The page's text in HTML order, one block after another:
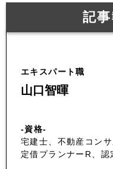
記
エキスパート職
山口智暉
-資格-
宅建士、不動産コン
定借プランナーR、